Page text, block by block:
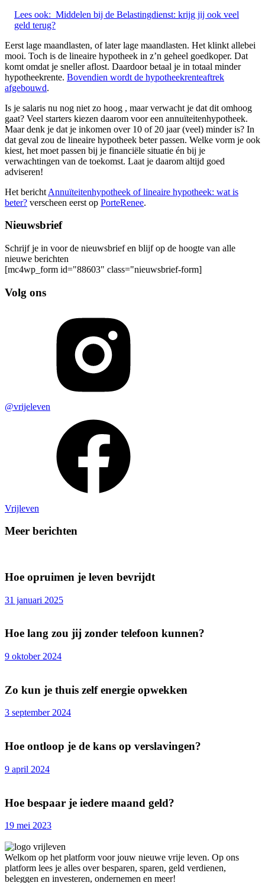
Lees ook: Middelen bij de Belastingdienst: krijg jij ook veel
geld terug?
Eerst lage maandlasten, of later lage maandlasten. Het klinkt allebei
mooi. Toch is de lineaire hypotheek in z’n geheel goedkoper. Dat
komt omdat je sneller aflost. Daardoor betaal je in totaal minder
hypotheekrente. Bovendien wordt de hypotheekrenteaftrek
afgebouwd.
Is je salaris nu nog niet zo hoog , maar verwacht je dat dit omhoog
gaat? Veel starters kiezen daarom voor een annuïteitenhypotheek.
Maar denk je dat je inkomen over 10 of 20 jaar (veel) minder is? In
dat geval zou de lineaire hypotheek beter passen. Welke vorm je ook
kiest, het moet passen bij je financiële situatie én bij je
verwachtingen van de toekomst. Laat je daarom altijd goed
adviseren!
Het bericht Annuïteitenhypotheek of lineaire hypotheek: wat is
beter? verscheen eerst op PorteRenee.
Nieuwsbrief
Schrijf je in voor de nieuwsbrief en blijf op de hoogte van alle
nieuwe berichten
[mc4wp_form id="88603" class="nieuwsbrief-form]
Volg ons
@vrijeleven
Vrijleven
Meer berichten
Hoe opruimen je leven bevrijdt
31 januari 2025
Hoe lang zou jij zonder telefoon kunnen?
9 oktober 2024
Zo kun je thuis zelf energie opwekken
3 september 2024
Hoe ontloop je de kans op verslavingen?
9 april 2024
Hoe bespaar je iedere maand geld?
19 mei 2023
Welkom op het platform voor jouw nieuwe vrije leven. Op ons
platform lees je alles over besparen, sparen, geld verdienen,
beleggen en investeren, ondernemen en meer!